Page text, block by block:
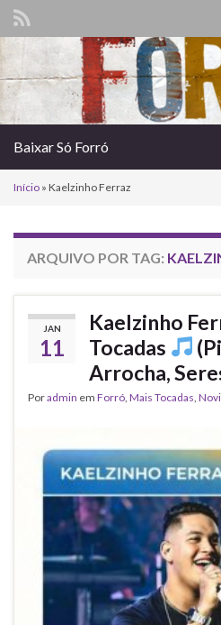
Search for:
Baixar Só Forró
Início » Kaelzinho Ferraz
ARQUIVO POR TAG:
JAN
11
Kaelzinho
Tocadas
Arrocha,
Poradmin em Forró Mais Tocadas